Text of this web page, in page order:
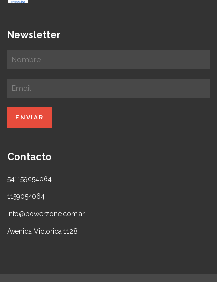
Newsletter
Contacto
541159054064
1159054064
info@powerzone.com.ar
Avenida Victorica 1128